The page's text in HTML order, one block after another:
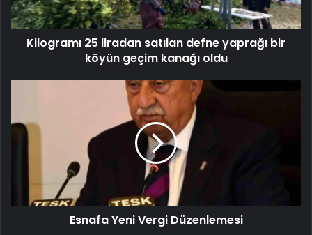
Kilogramı 25 liradan satılan defne yaprağı bir
köyün geçim kanağı oldu
Esnafa Yeni Vergi Düzenlemesi